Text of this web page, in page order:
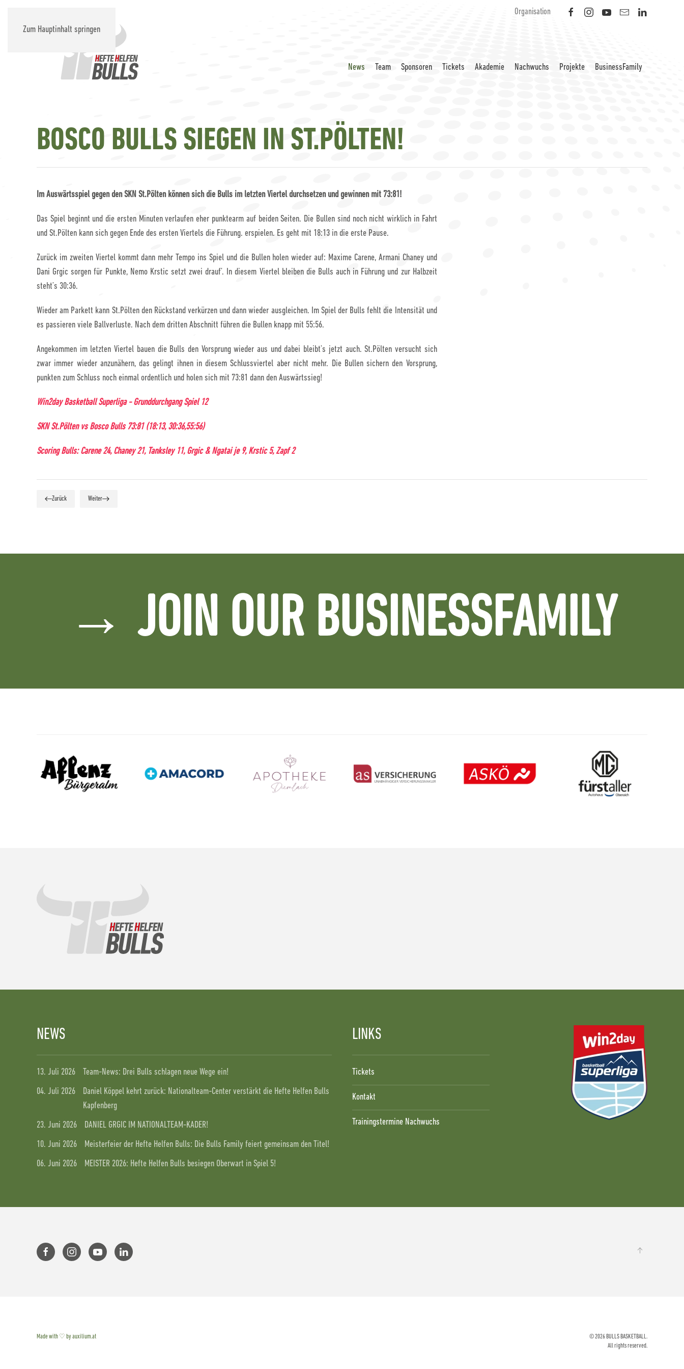
Zum Hauptinhalt springen
Organisation
News Team Sponsoren Tickets Akademie Nachwuchs Projekte BusinessFamily
BOSCO BULLS SIEGEN IN ST.PÖLTEN!
Im Auswärtsspiel gegen den SKN St.Pölten können sich die Bulls im letzten Viertel durchsetzen und gewinnen mit 73:81!
Das Spiel beginnt und die ersten Minuten verlaufen eher punktearm auf beiden Seiten. Die Bullen sind noch nicht wirklich in Fahrt
und St.Pölten kann sich gegen Ende des ersten Viertels die Führung. erspielen. Es geht mit 18:13 in die erste Pause.
Zurück im zweiten Viertel kommt dann mehr Tempo ins Spiel und die Bullen holen wieder auf: Maxime Carene, Armani Chaney und
Dani Grgic sorgen für Punkte, Nemo Krstic setzt zwei drauf’. In diesem Viertel bleiben die Bulls auch in Führung und zur Halbzeit
steht’s 30:36.
Wieder am Parkett kann St.Pölten den Rückstand verkürzen und dann wieder ausgleichen. Im Spiel der Bulls fehlt die Intensität und
es passieren viele Ballverluste. Nach dem dritten Abschnitt führen die Bullen knapp mit 55:56.
Angekommen im letzten Viertel bauen die Bulls den Vorsprung wieder aus und dabei bleibt’s jetzt auch. St.Pölten versucht sich
zwar immer wieder anzunähern, das gelingt ihnen in diesem Schlussviertel aber nicht mehr. Die Bullen sichern den Vorsprung,
punkten zum Schluss noch einmal ordentlich und holen sich mit 73:81 dann den Auswärtssieg!
Win2day Basketball Superliga - Grunddurchgang Spiel 12
SKN St.Pölten vs Bosco Bulls 73:81 (18:13, 30:36,55:56)
Scoring Bulls: Carene 24, Chaney 21, Tanksley 11, Grgic & Ngatai je 9, Krstic 5, Zapf 2
Zurück Weiter
→ JOIN OUR BUSINESSFAMILY
NEWS
13. Juli 2026
Team-News: Drei Bulls schlagen neue Wege ein!
04. Juli 2026
Daniel Köppel kehrt zurück: Nationalteam-Center verstärkt die Hefte Helfen Bulls
Kapfenberg
23. Juni 2026
DANIEL GRGIC IM NATIONALTEAM-KADER!
10. Juni 2026
Meisterfeier der Hefte Helfen Bulls: Die Bulls Family feiert gemeinsam den Titel!
06. Juni 2026
MEISTER 2026: Hefte Helfen Bulls besiegen Oberwart in Spiel 5!
LINKS
Tickets
Kontakt
Trainingstermine Nachwuchs
Made with ♡ by auxilium.at ©2026 BULLS BASKETBALL.
All rights reserved.